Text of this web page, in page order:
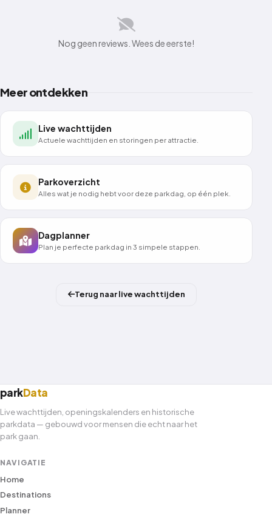
Nog geen reviews. Wees de eerste!
Meer ontdekken
Live wachttijden
Actuele wachttijden en storingen per attractie.
Parkoverzicht
Alles wat je nodig hebt voor deze parkdag, op één plek.
Dagplanner
Plan je perfecte parkdag in 3 simpele stappen.
Terug naar live wachttijden
parkData
Live wachttijden, openingskalenders en historische
parkdata — gebouwd voor mensen die echt naar het
park gaan.
NAVIGATIE
Home
Destinations
Planner